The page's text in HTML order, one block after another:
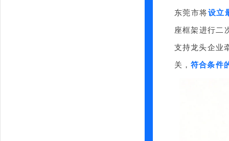
东莞市将设立
座框架进行二
支持龙头企业
关， 符合条件